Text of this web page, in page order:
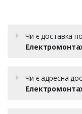
Чи є доставка по
Чи є адресна